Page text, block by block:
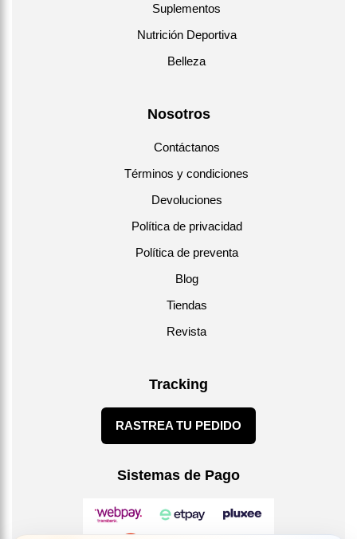
Suplementos
Nutrición Deportiva
Belleza
Nosotros
Contáctanos
Términos y condiciones
Devoluciones
Política de privacidad
Política de preventa
Blog
Tiendas
Revista
Tracking
RASTREA TU PEDIDO
Sistemas de Pago